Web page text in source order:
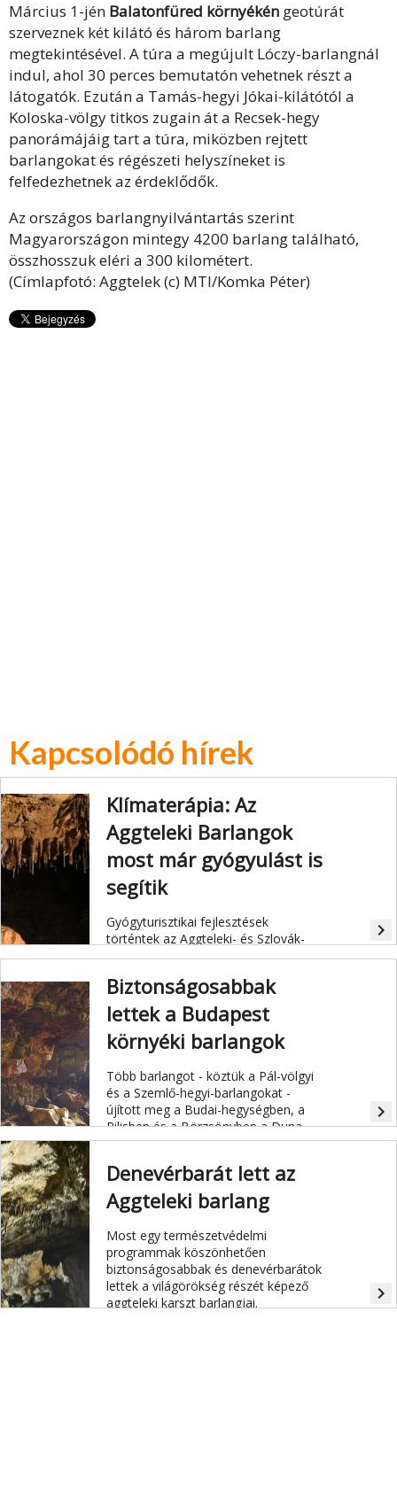
Március 1-jén Balatonfüred környékén geotúrát
szerveznek két kilátó és három barlang
megtekintésével. A túra a megújult Lóczy-barlangnál
indul, ahol 30 perces bemutatón vehetnek részt a
látogatók. Ezután a Tamás-hegyi Jókai-kilátótól a
Koloska-völgy titkos zugain át a Recsek-hegy
panorámájáig tart a túra, miközben rejtett
barlangokat és régészeti helyszíneket is
felfedezhetnek az érdeklődők.
Az országos barlangnyilvántartás szerint
Magyarországon mintegy 4200 barlang található,
összhosszuk eléri a 300 kilométert.
(Címlapfotó: Aggtelek (c) MTI/Komka Péter)
Kapcsolódó hírek
Klímaterápia: Az
Aggteleki Barlangok
most már gyógyulást is
segítik
Gyógyturisztikai fejlesztések
történtek az Aggteleki- és Szlovák-
karszt Világörökség barlangjaiban.
navigate_next
Biztonságosabbak
lettek a Budapest
környéki barlangok
Több barlangot - köztük a Pál-völgyi
és a Szemlő-hegyi-barlangokat -
újított meg a Budai-hegységben, a
Pilisben és a Börzsönyben a Duna-
Ipoly Nemzeti Park.
navigate_next
Denevérbarát lett az
Aggteleki barlang
Most egy természetvédelmi
programmak köszönhetően
biztonságosabbak és denevérbarátok
lettek a világörökség részét képező
aggteleki karszt barlangjai.
navigate_next